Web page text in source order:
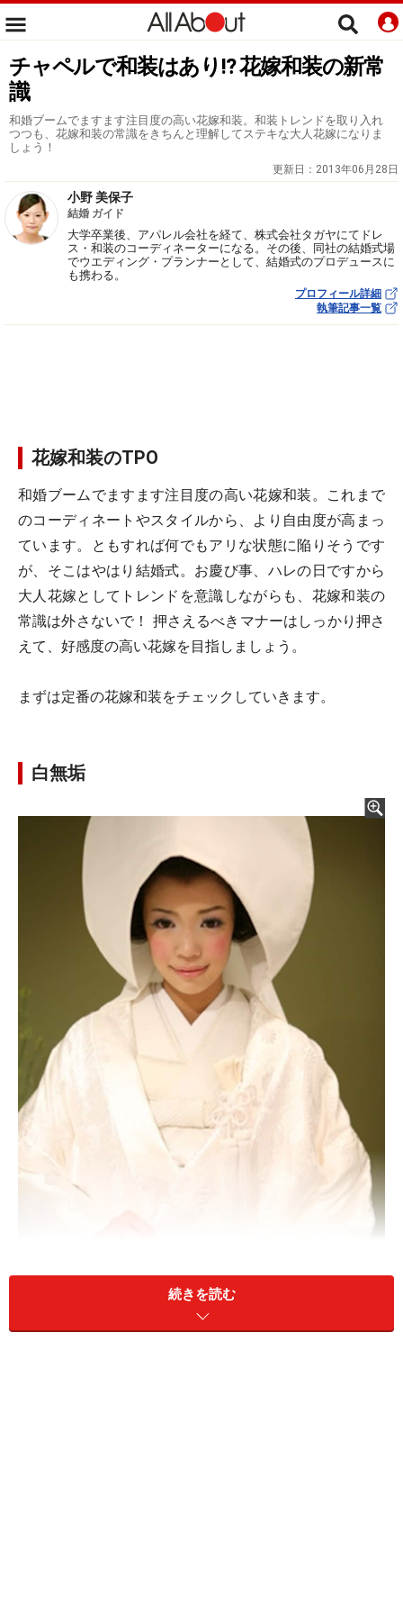
チャペルで和装はあり!? 花嫁和装の新常
識
和婚ブームでますます注目度の高い花嫁和装。和装トレンドを取り入れ
つつも、花嫁和装の常識をきちんと理解してステキな大人花嫁になりま
しょう！
更新日： 2013年06月28日
小野 美保子
結婚 ガイド
大学卒業後、アパレル会社を経て、株式会社タガヤにてドレ
ス・和装のコーディネーターになる。その後、同社の結婚式場
でウエディング・プランナーとして、結婚式のプロデュースに
も携わる。
プロフィール詳細
執筆記事一覧
花嫁和装のTPO
和婚ブームでますます注目度の高い花嫁和装。これまで
のコーディネートやスタイルから、より自由度が高まっ
ています。ともすれば何でもアリな状態に陥りそうです
が、そこはやはり結婚式。お慶び事、ハレの日ですから
大人花嫁としてトレンドを意識しながらも、花嫁和装の
常識は外さないで！ 押さえるべきマナーはしっかり押さ
えて、好感度の高い花嫁を目指しましょう。
まずは定番の花嫁和装をチェックしていきます。
白無垢
続きを読む